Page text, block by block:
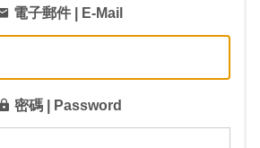
電子郵件 | E-Mail
密碼 | Password